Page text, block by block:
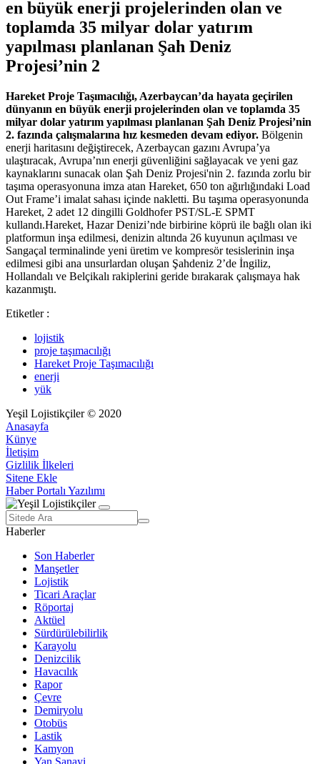
en büyük enerji projelerinden olan ve
toplamda 35 milyar dolar yatırım
yapılması planlanan Şah Deniz
Projesi’nin 2
Hareket Proje Taşımacılığı, Azerbaycan’da hayata geçirilen
dünyanın en büyük enerji projelerinden olan ve toplamda 35
milyar dolar yatırım yapılması planlanan Şah Deniz Projesi’nin
2. fazında çalışmalarına hız kesmeden devam ediyor. Bölgenin
enerji haritasını değiştirecek, Azerbaycan gazını Avrupa’ya
ulaştıracak, Avrupa’nın enerji güvenliğini sağlayacak ve yeni gaz
kaynaklarını sunacak olan Şah Deniz Projesi'nin 2. fazında zorlu bir
taşıma operasyonuna imza atan Hareket, 650 ton ağırlığındaki Load
Out Frame’i imalat sahası içinde nakletti. Bu taşıma operasyonunda
Hareket, 2 adet 12 dingilli Goldhofer PST/SL-E SPMT
kullandı.Hareket, Hazar Denizi’nde birbirine köprü ile bağlı olan iki
platformun inşa edilmesi, denizin altında 26 kuyunun açılması ve
Sangaçal terminalinde yeni üretim ve kompresör tesislerinin inşa
edilmesi gibi ana unsurlardan oluşan Şahdeniz 2’de İngiliz,
Hollandalı ve Belçikalı rakiplerini geride bırakarak çalışmaya hak
kazanmıştı.
Etiketler :
lojistik
proje taşımacılığı
Hareket Proje Taşımacılığı
enerji
yük
Yeşil Lojistikçiler © 2020
Anasayfa
Künye
İletişim
Gizlilik İlkeleri
Sitene Ekle
Haber Portalı Yazılımı
Haberler
Son Haberler
Manşetler
Lojistik
Ticari Araçlar
Röportaj
Aktüel
Sürdürülebilirlik
Karayolu
Denizcilik
Havacılık
Rapor
Çevre
Demiryolu
Otobüs
Lastik
Kamyon